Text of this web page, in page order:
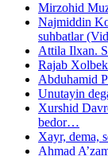
Mirzohid
Najmiddin
suhbatlar
Attila Ilxan.
Rajab
Abduhamid
Unutayin
Xurshid
bedor…
Xayr, dema,
Ahmad